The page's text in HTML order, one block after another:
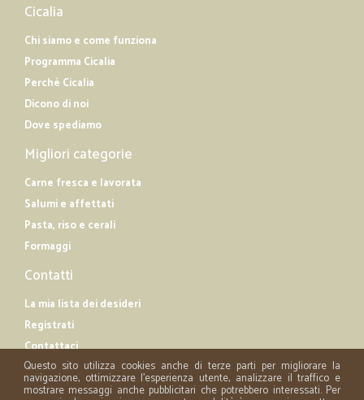
Cicalia
Chi siamo e come funziona
Programma Cicalia
Perché Cicalia
Dicono di noi
Dove spediamo
Migliori categorie
Carne fresca e lavorata
Salumi e affettati
Pasta, riso e cerali
Formaggi
Contatti
La mia lista dei desideri
Registrati
Contattaci
Questo sito utilizza cookies anche di terze parti per migliorare la
navigazione, ottimizzare l'esperienza utente, analizzare il traffico e
mostrare messaggi anche pubblicitari che potrebbero interessati. Per